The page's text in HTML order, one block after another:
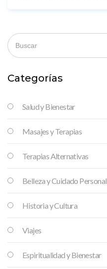
rutina.
Categorías
Salud y Bienestar
Masajes y Terapias
Terapias Alternativas
Belleza y Cuidado Personal
Historia y Cultura
Viajes
Espiritualidad y Bienestar